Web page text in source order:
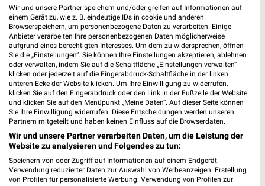
22609 Hamburg
Heute 10:00 - 20:00 Uhr | Geschlossen
264,30 km
DEICHMANN Hamburg
Tibarg 41-43
22459 Hamburg
Heute 09:30 - 19:00 Uhr | Geschlossen
261,12 km
DEICHMANN Norderstedt
Wir und unsere Partner speichern und/oder greifen auf Informationen auf
einem Gerät zu, wie z. B. eindeutige IDs in cookie und anderen
Browserspeichern, um personenbezogene Daten zu verarbeiten. Einige
Anbieter verarbeiten Ihre personenbezogenen Daten möglicherweise
aufgrund eines berechtigten Interesses. Um dem zu widersprechen, öffnen
Sie die „Einstellungen“. Sie können Ihre Einstellungen akzeptieren, ablehnen
oder verwalten, indem Sie auf die Schaltfläche „Einstellungen verwalten“
klicken oder jederzeit auf die Fingerabdruck-Schaltfläche in der linken
unteren Ecke der Website klicken. Um Ihre Einwilligung zu widerrufen,
klicken Sie auf den Fingerabdruck oder den Link in der Fußzeile der Website
und klicken Sie auf den Menüpunkt „Meine Daten“. Auf dieser Seite können
Sie Ihre Einwilligung widerrufen. Diese Entscheidungen werden unseren
Partnern mitgeteilt und haben keinen Einfluss auf die Browserdaten.
Wir und unsere Partner verarbeiten Daten, um die Leistung der
Website zu analysieren und Folgendes zu tun:
Speichern von oder Zugriff auf Informationen auf einem Endgerät.
Verwendung reduzierter Daten zur Auswahl von Werbeanzeigen. Erstellung
von Profilen für personalisierte Werbung. Verwendung von Profilen zur